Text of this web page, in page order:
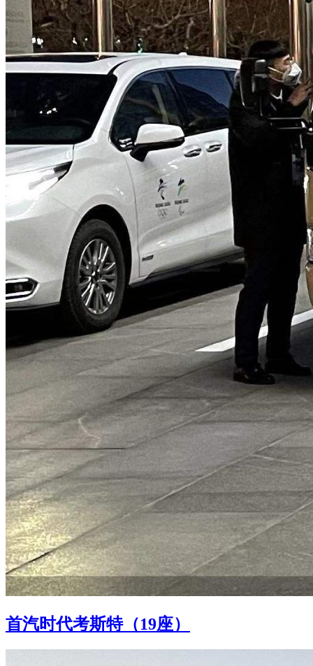
首汽时代考斯特（19座）